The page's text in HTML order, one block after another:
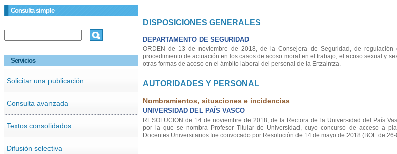
Consulta simple
Servicios
Solicitar una publicación
Consulta avanzada
Textos consolidados
Difusión selectiva
DISPOSICIONES GENERALES
DEPARTAMENTO DE SEGURIDAD
ORDEN de 13 de noviembre de 2018, de la Consejera de Seguridad, de regulación
procedimiento de actuación en los casos de acoso moral en el trabajo, el acoso sexual y
otras formas de acoso en el ámbito laboral del personal de la Ertzaintza.
AUTORIDADES Y PERSONAL
Nombramientos, situaciones e incidencias
UNIVERSIDAD DEL PAÍS VASCO
RESOLUCIÓN de 14 de noviembre de 2018, de la Rectora de la Universidad del País
por la que se nombra Profesor Titular de Universidad, cuyo concurso de acceso a
Docentes Universitarios fue convocado por Resolución de 14 de mayo de 2018 (BOE de